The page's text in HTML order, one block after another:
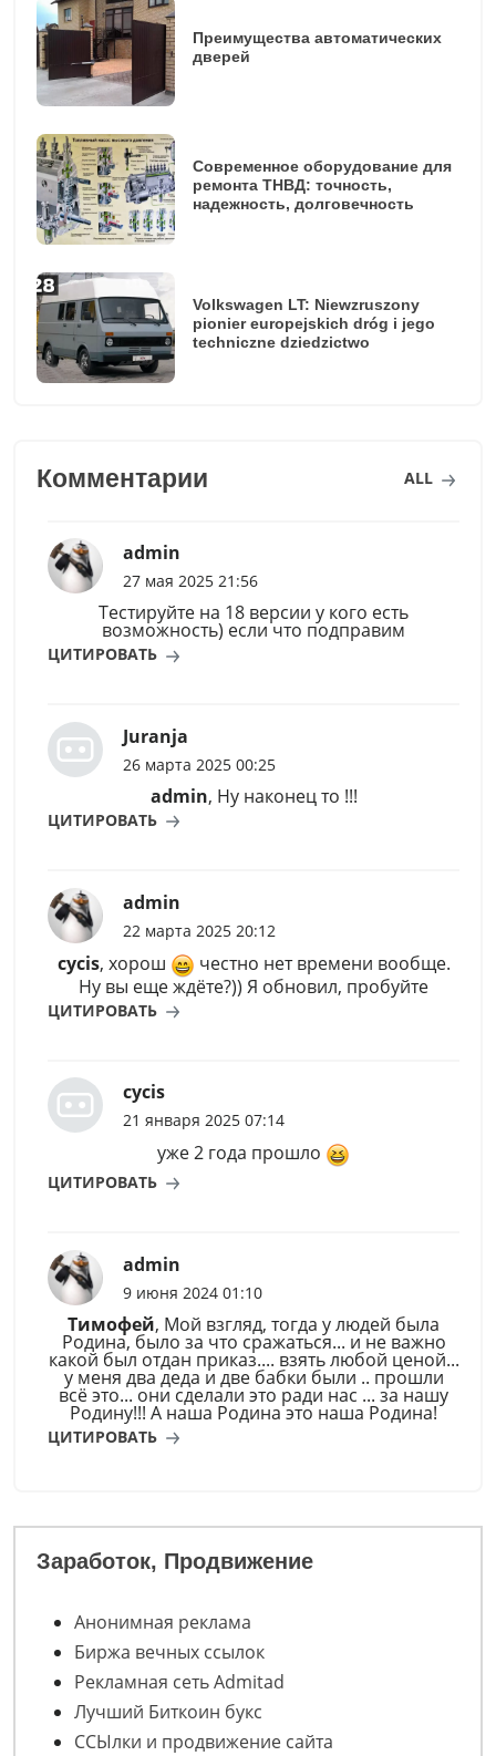
Преимущества автоматических
дверей
Современное оборудование для
ремонта ТНВД: точность,
надежность, долговечность
Volkswagen LT: Niewzruszony
pionier europejskich dróg i jego
techniczne dziedzictwo
Комментарии ALL
admin
27 мая 2025 21:56
Тестируйте на 18 версии у кого есть
возможность) если что подправим
ЦИТИРОВАТЬ
Juranja
26 марта 2025 00:25
admin, Ну наконец то !!!
ЦИТИРОВАТЬ
admin
22 марта 2025 20:12
cycis, хорош
честно нет времени вообще.
Ну вы еще ждёте?)) Я обновил, пробуйте
ЦИТИРОВАТЬ
cycis
21 января 2025 07:14
уже 2 года прошло
ЦИТИРОВАТЬ
admin
9 июня 2024 01:10
Тимофей, Мой взгляд, тогда у людей была
Родина, было за что сражаться... и не важно
какой был отдан приказ.... взять любой ценой...
у меня два деда и две бабки были .. прошли
всё это... они сделали это ради нас ... за нашу
Родину!!! А наша Родина это наша Родина!
ЦИТИРОВАТЬ
Заработок, Продвижение
Анонимная реклама
Биржа вечных ссылок
Рекламная сеть Admitad
Лучший Биткоин букс
ССЫлки и продвижение сайта